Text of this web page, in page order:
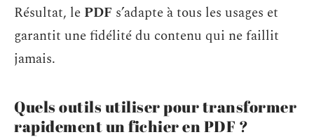
Résultat, le PDF s’adapte à tous les usages et
garantit une fidélité du contenu qui ne faillit
jamais.
Quels outils utiliser pour transformer
rapidement un fichier en PDF ?